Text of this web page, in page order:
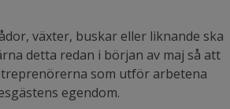
växter, buskar eller liknande ska
detta redan i början av maj så att
som utför arbetena
egendom.